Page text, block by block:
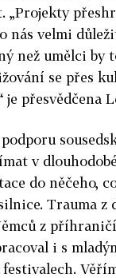
„Projekty
nás velmi
než umělci by
se přes
přesvědčena
v
do něčeho,
Trauma z
z
i s